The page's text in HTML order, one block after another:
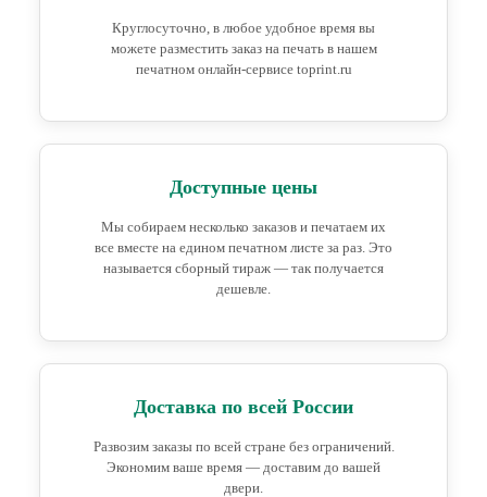
Круглосуточно, в любое удобное время вы
можете разместить заказ на печать в нашем
печатном онлайн-сервисе toprint.ru
Доступные цены
Мы собираем несколько заказов и печатаем их
все вместе на едином печатном листе за раз. Это
называется сборный тираж — так получается
дешевле.
Доставка по всей России
Развозим заказы по всей стране без ограничений.
Экономим ваше время — доставим до вашей
двери.